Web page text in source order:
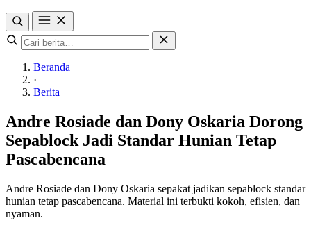
Beranda
·
Berita
Andre Rosiade dan Dony Oskaria Dorong
Sepablock Jadi Standar Hunian Tetap
Pascabencana
Andre Rosiade dan Dony Oskaria sepakat jadikan sepablock standar
hunian tetap pascabencana. Material ini terbukti kokoh, efisien, dan
nyaman.